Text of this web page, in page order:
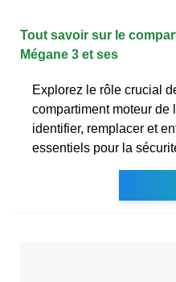
Tout savoir sur le
Mégane 3 et ses
Explorez le rôle crucial
compartiment moteur de
identifier, remplacer et
essentiels pour la